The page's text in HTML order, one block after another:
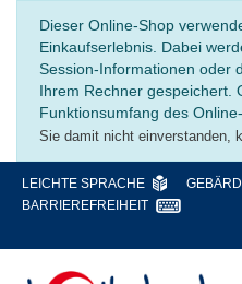
Dieser Online-Shop
Einkaufserlebnis. Dabei
Session-Informationen oder
Ihrem Rechner gespeichert.
Funktionsumfang des
Sie damit nicht einverstanden,
LEICHTE SPRACHE
BARRIEREFREIHEIT